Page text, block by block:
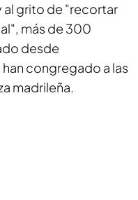
al grito de "recortar
más de 300
desde
congregado a las
madrileña.